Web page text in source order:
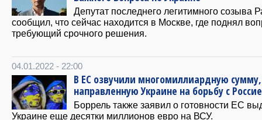
Депутат последнего легитимного созыва
сообщил, что сейчас находится в Москве, где поднял
требующий срочного решения.
04.01.2022 - 22:00
В ЕС озвучили многомиллиардную сумму,
направленную Украине на борьбу с
Боррель также заявил о готовности ЕС
Украине еще десятки миллионов евро на ВСУ.